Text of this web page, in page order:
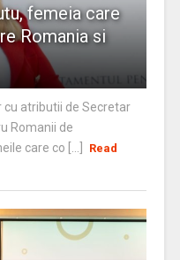
femeia care
Romania si
cu atributii de Secretar
Romanii de
care co [...]
Read